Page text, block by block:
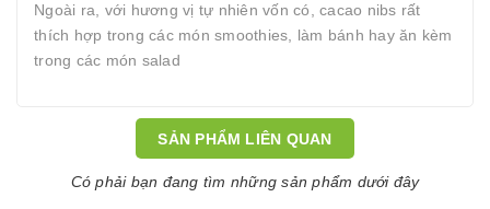
Ngoài ra, với hương vị tự nhiên vốn có, cacao nibs rất
thích hợp trong các món smoothies, làm bánh hay ăn kèm
trong các món salad
SẢN PHẨM LIÊN QUAN
Có phải bạn đang tìm những sản phẩm dưới đây